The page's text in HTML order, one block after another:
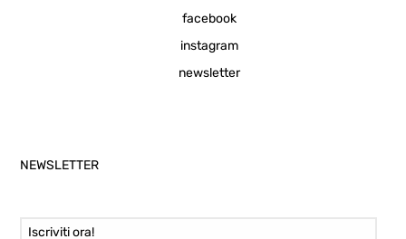
facebook
instagram
newsletter
NEWSLETTER